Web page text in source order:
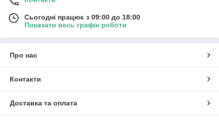
Сьогодні працює з 09:00 до 18:00
Показати весь графік роботи
Про нас
Контакти
Доставка та оплата